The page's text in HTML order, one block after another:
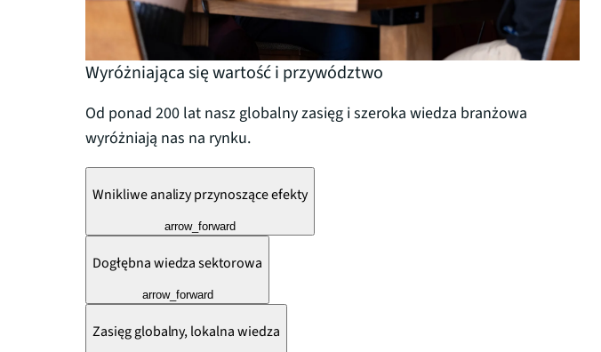
Wyróżniająca się wartość i przywództwo
Od ponad 200 lat nasz globalny zasięg i szeroka wiedza branżowa
wyróżniają nas na rynku.
Wnikliwe analizy przynoszące efekty
arrow_forward
Dogłębna wiedza sektorowa
arrow_forward
Zasięg globalny, lokalna wiedza